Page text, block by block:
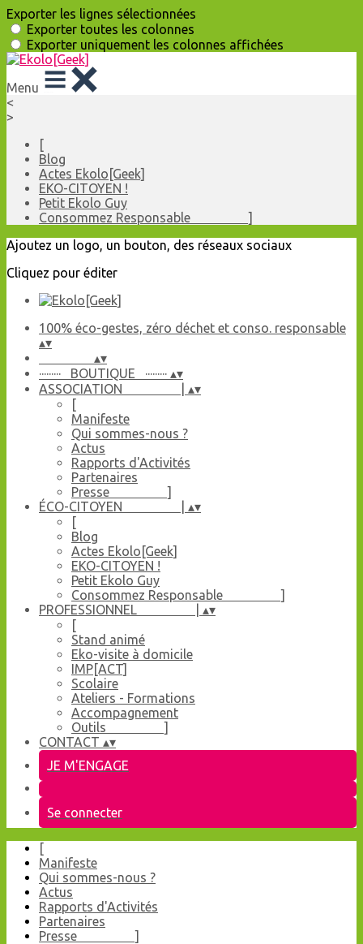
Exporter les lignes sélectionnées
Exporter toutes les colonnes
Exporter uniquement les colonnes affichées
Menu
<
>
[
Blog
Actes Ekolo[Geek]
EKO-CITOYEN !
Petit Ekolo Guy
Consommez Responsable ]
Ajoutez un logo, un bouton, des réseaux sociaux
Cliquez pour éditer
100% éco-gestes, zéro déchet et conso. responsable
▴▾
▴▾
········· BOUTIQUE ········· ▴▾
ASSOCIATION | ▴▾
[
Manifeste
Qui sommes-nous ?
Actus
Rapports d'Activités
Partenaires
Presse ]
ÉCO-CITOYEN | ▴▾
[
Blog
Actes Ekolo[Geek]
EKO-CITOYEN !
Petit Ekolo Guy
Consommez Responsable ]
PROFESSIONNEL | ▴▾
[
Stand animé
Eko-visite à domicile
IMP[ACT]
Scolaire
Ateliers - Formations
Accompagnement
Outils ]
CONTACT ▴▾
JE M'ENGAGE
Se connecter
[
Manifeste
Qui sommes-nous ?
Actus
Rapports d'Activités
Partenaires
Presse ]